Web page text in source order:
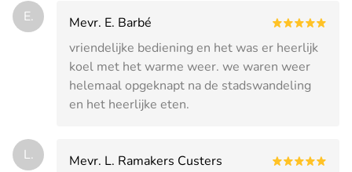
E.
Mevr. E. Barbé
vriendelijke bediening en het was er heerlijk
koel met het warme weer. we waren weer
helemaal opgeknapt na de stadswandeling
en het heerlijke eten.
L.
Mevr. L. Ramakers Custers